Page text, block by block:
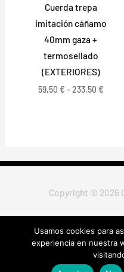
Cuerda trepa
imitación cáñamo
40mm gaza +
termosellado
(EXTERIORES)
59,50 € - 233,50 €
Copyright © 2026
Política de Privacidad|
Devoluciones y Cambios
Usamos cookies para
experiencia en nuestra